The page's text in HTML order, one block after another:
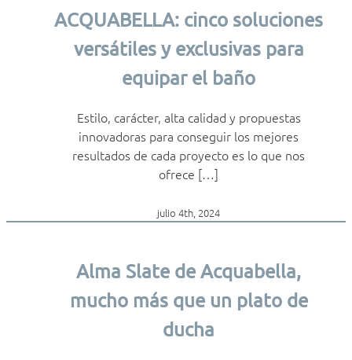
ACQUABELLA: cinco soluciones
versátiles y exclusivas para
equipar el baño
Estilo, carácter, alta calidad y propuestas
innovadoras para conseguir los mejores
resultados de cada proyecto es lo que nos
ofrece […]
julio 4th, 2024
Alma Slate de Acquabella,
mucho más que un plato de
ducha